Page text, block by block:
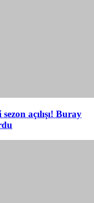
açılışı! Buray